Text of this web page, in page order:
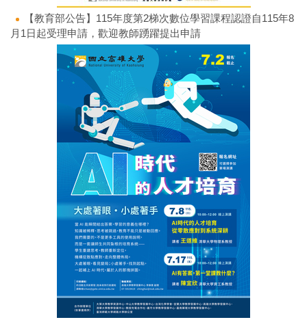
【教育部公告】115年度第2梯次數位學習課程認證自115年8
月1日起受理申請，歡迎教師踴躍提出申請